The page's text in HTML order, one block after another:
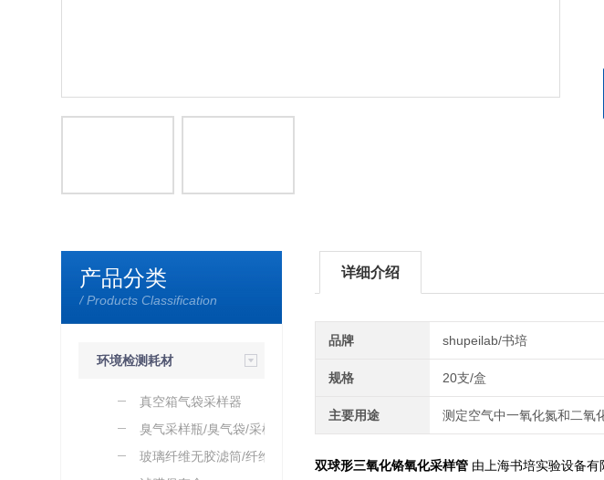
产品分类
/ Products Classification
环境检测耗材
真空箱气袋采样器
臭气采样瓶/臭气袋/采样
桶
玻璃纤维无胶滤筒/纤维素
详细介绍
品牌 shupeilab/书培
规格 20支/盒
主要用途 测定空气中一氧化氮和二氧
双球形三氧化铬氧化采样管 由上海书培实验设备